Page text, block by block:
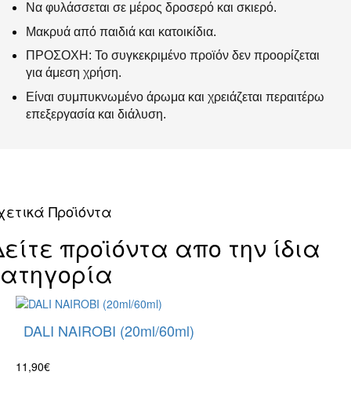
Να φυλάσσεται σε μέρος δροσερό και σκιερό.
Μακρυά από παιδιά και κατοικίδια.
ΠΡΟΣΟΧΗ: Το συγκεκριμένο προϊόν δεν προορίζεται
για άμεση χρήση.
Είναι συμπυκνωμένο άρωμα και χρειάζεται περαιτέρω
επεξεργασία και διάλυση.
Προϊόντα
προϊόντα απο την ίδια
DALI NAIROBI (20ml/60ml)
11,90€